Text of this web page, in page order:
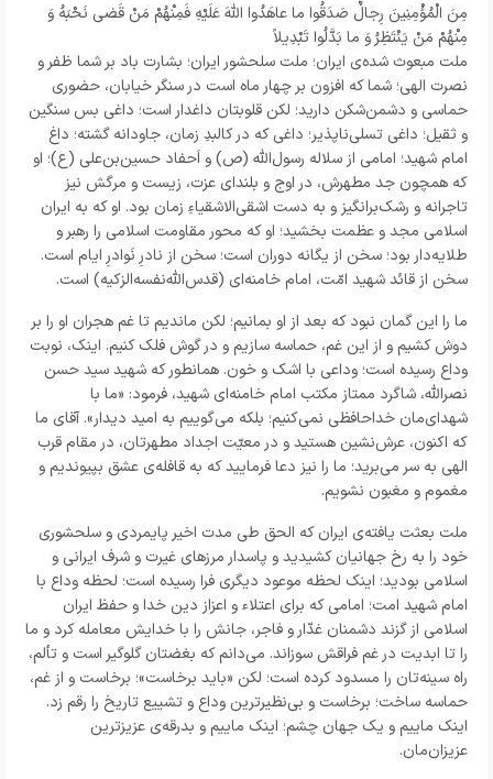
مِنَ الْمُؤْمِنِینَ رِجالٌ صَدَقُوا ما عاهَدُوا اللّهَ عَلَیْهِ فَمِنْهُمْ مَنْ قَضى نَحْبَهُ وَ
مِنْهُمْ مَنْ یَنْتَظِرُ وَ ما بَدَّلُوا تَبْدِیلاً
ملت مبعوث شده‌ی ایران؛ ملت سلحشور ایران؛ بشارت باد بر شما ظفر و
نصرت الهی؛ شما که افزون بر چهار ماه است در سنگر خیابان، حضوری
حماسی و دشمن‌شکن دارید؛ لکن قلوبتان داغدار است؛ داغی بس سنگین
و ثقیل؛ داغی تسلی‌ناپذیر؛ داغی که در کالبدِ زمان، جاودانه گشته؛ داغ
امام شهید؛ امامی از سلاله رسول‌الله (ص) و اَحفاد حسین‌بن‌علی (ع)؛ او
که همچون جد مطهرش، در اوج و بلندای عزت، زیست و مرگش نیز
تاجرانه و رشک‌برانگیز و به دست اشقی‌الاشقیاءِ زمان بود. او که به ایران
اسلامی مجد و عظمت بخشید؛ او که محور مقاومت اسلامی را رهبر و
طلایه‌دار بود؛ سخن از یگانه دوران است؛ سخن از نادرِ نَوادرِ ایام است.
سخن از قائد شهید امّت، امام خامنه‌ای (قدس‌الله‌نفسه‌الزکیه) است.
ما را این گمان نبود که بعد از او بمانیم؛ لکن ماندیم تا غم هجران او را بر
دوش کشیم و از این غم، حماسه سازیم و در گوش فلک کنیم. اینک، نوبت
وداع رسیده است؛ وداعی با اشک و خون. همانطور که شهید سید حسن
نصرالله، شاگرد ممتاز مکتب امام خامنه‌ای شهید، فرمود: «ما با
شهدای‌مان خداحافظی نمی‌کنیم؛ بلکه می‌گوییم به امید دیدار». آقای ما
که اکنون، عرش‌نشین هستید و در معیّت اجداد مطهرتان، در مقام قرب
الهی به سر می‌برید؛ ما را نیز دعا فرمایید که به قافله‌ی عشق بپیوندیم و
مغموم و مغبون نشویم.
ملت بعثت یافته‌ی ایران که الحق طی مدت اخیر پایمردی و سلحشوری
خود را به رخ جهانیان کشیدید و پاسدار مرز‌های غیرت و شرف ایرانی و
اسلامی بودید؛ اینک لحظه موعود دیگری فرا رسیده است؛ لحظه وداع با
امام شهید امت؛ امامی که برای اعتلاء و اعزاز دین خدا و حفظ ایران
اسلامی از گزند دشمنان غدّار و فاجر، جانش را با خدایش معامله کرد و ما
را تا ابدیت در غم فراقش سوزاند. می‌دانم که بغضتان گلوگیر است و تألم،
راه سینه‌تان را مسدود کرده است؛ لکن «باید برخاست»؛ برخاست و از غم،
حماسه ساخت؛ برخاست و بی‌نظیرترین وداع و تشییع تاریخ را رقم زد.
اینک ماییم و یک جهان چشم؛ اینک ماییم و بدرقه‌ی عزیزترین
عزیزان‌مان.